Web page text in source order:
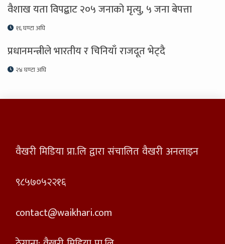
वैशाख यता विपद्बाट २०५ जनाको मृत्यु, ५ जना बेपत्ता
१६ घण्टा अघि
प्रधानमन्त्रीले भारतीय र चिनियाँ राजदूत भेट्दै
२४ घण्टा अघि
वैखरी मिडिया प्रा.लि द्वारा संचालित वैखरी अनलाइन
९८५७०५२२१६
contact@waikhari.com